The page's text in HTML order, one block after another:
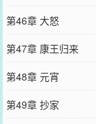
第46章 大怒
第47章 康王归来
第48章 元宵
第49章 抄家